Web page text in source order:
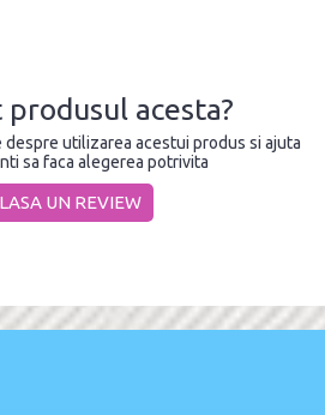
acesta?
utilizarea acestui produs si ajuta
sa faca alegerea potrivita
LASA UN REVIEW